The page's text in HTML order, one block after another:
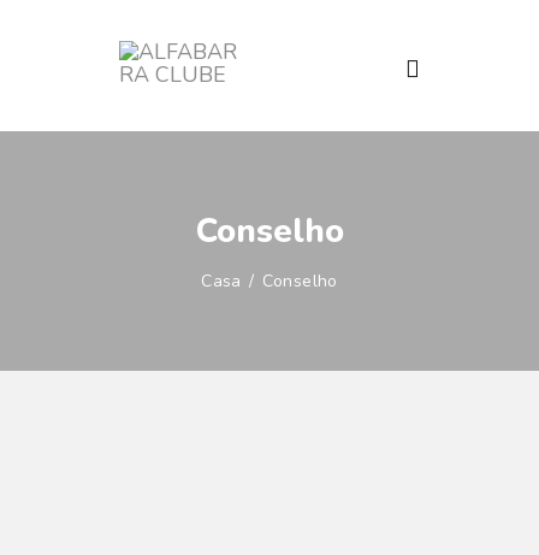
Conselho
Casa Conselho
ALFABARRA CLUBE
ESPAÇOS
O CLUBE